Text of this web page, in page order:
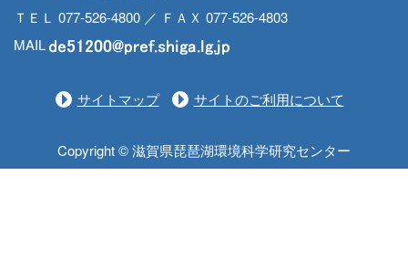
ＴＥＬ 077-526-4800 ／ ＦＡＸ 077-526-4803
MAIL
サイトマップ サイトのご利用について
Copyright © 滋賀県琵琶湖環境科学研究センター